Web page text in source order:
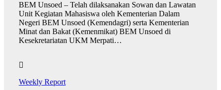
BEM Unsoed – Telah dilaksanakan Sowan dan Lawatan
Unit Kegiatan Mahasiswa oleh Kementerian Dalam
Negeri BEM Unsoed (Kemendagri) serta Kementerian
Minat dan Bakat (Kemenmikat) BEM Unsoed di
Kesekretariatan UKM Merpati…
Weekly Report